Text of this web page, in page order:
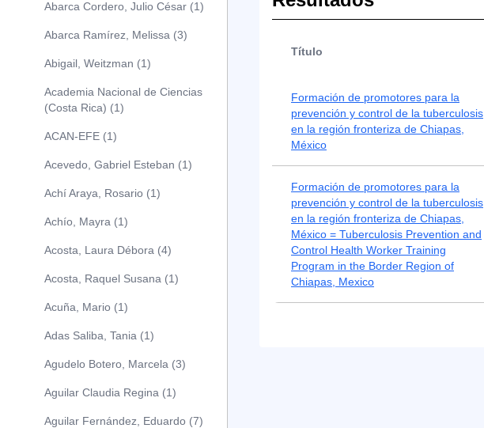
Abarca Cordero, Julio César (1)
Abarca Ramírez, Melissa (3)
Abigail, Weitzman (1)
Academia Nacional de Ciencias
(Costa Rica) (1)
ACAN-EFE (1)
Acevedo, Gabriel Esteban (1)
Achí Araya, Rosario (1)
Achío, Mayra (1)
Acosta, Laura Débora (4)
Acosta, Raquel Susana (1)
Acuña, Mario (1)
Adas Saliba, Tania (1)
Agudelo Botero, Marcela (3)
Aguilar Claudia Regina (1)
Aguilar Fernández, Eduardo (7)
Título
Formación de promotores para la
prevención y control de la tuberculosis
en la región fronteriza de Chiapas,
México
Formación de promotores para la
prevención y control de la tuberculosis
en la región fronteriza de Chiapas,
México = Tuberculosis Prevention and
Control Health Worker Training
Program in the Border Region of
Chiapas, Mexico